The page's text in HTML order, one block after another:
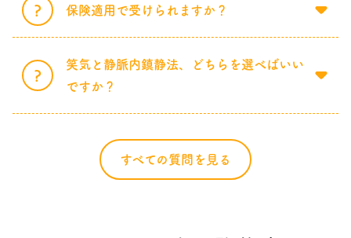
保険適用で受けられますか？
笑気と静脈内鎮静法、どちらを選べばいい
ですか？
すべての質問を見る